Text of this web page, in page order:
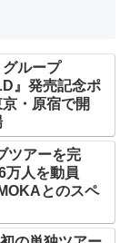
ループ
』発売記念ポ
・原宿で開
ツアーを完
万人を動員
とのスペ